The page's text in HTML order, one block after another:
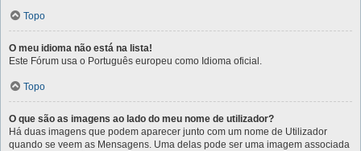
Topo
O meu idioma não está na lista!
Este Fórum usa o Português europeu como Idioma oficial.
Topo
O que são as imagens ao lado do meu nome de utilizador?
Há duas imagens que podem aparecer junto com um nome de Utilizador
quando se veem as Mensagens. Uma delas pode ser uma imagem associada